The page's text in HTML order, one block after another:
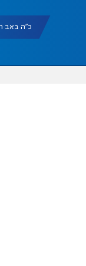
כ"ה באב תשפ"ו